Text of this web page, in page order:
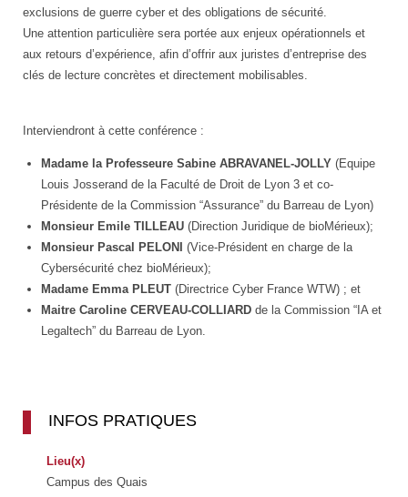
exclusions de guerre cyber et des obligations de sécurité.
Une attention particulière sera portée aux enjeux opérationnels et
aux retours d’expérience, afin d’offrir aux juristes d’entreprise des
clés de lecture concrètes et directement mobilisables.
Interviendront à cette conférence :
Madame la Professeure Sabine ABRAVANEL-JOLLY(Equipe
Louis Josserand de la Faculté de Droit de Lyon 3 et co-
Présidente de la Commission “Assurance” du Barreau de Lyon)
Monsieur Emile TILLEAU(Direction Juridique de bioMérieux);
Monsieur Pascal PELONI
(Vice-Président en charge de la
Cybersécurité chez bioMérieux);
Madame Emma PLEUT(Directrice Cyber France WTW) ; et
Maitre Caroline CERVEAU-COLLIARDde la Commission “IA et
Legaltech” du Barreau de Lyon.
INFOS PRATIQUES
Lieu(x)
Campus des Quais